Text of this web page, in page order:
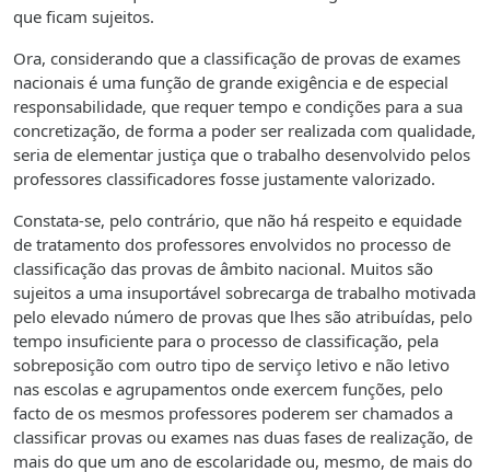
que ficam sujeitos.
Ora, considerando que a classificação de provas de exames
nacionais é uma função de grande exigência e de especial
responsabilidade, que requer tempo e condições para a sua
concretização, de forma a poder ser realizada com qualidade,
seria de elementar justiça que o trabalho desenvolvido pelos
professores classificadores fosse justamente valorizado.
Constata-se, pelo contrário, que não há respeito e equidade
de tratamento dos professores envolvidos no processo de
classificação das provas de âmbito nacional. Muitos são
sujeitos a uma insuportável sobrecarga de trabalho motivada
pelo elevado número de provas que lhes são atribuídas, pelo
tempo insuficiente para o processo de classificação, pela
sobreposição com outro tipo de serviço letivo e não letivo
nas escolas e agrupamentos onde exercem funções, pelo
facto de os mesmos professores poderem ser chamados a
classificar provas ou exames nas duas fases de realização, de
mais do que um ano de escolaridade ou, mesmo, de mais do